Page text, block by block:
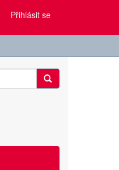
Přihlásit se